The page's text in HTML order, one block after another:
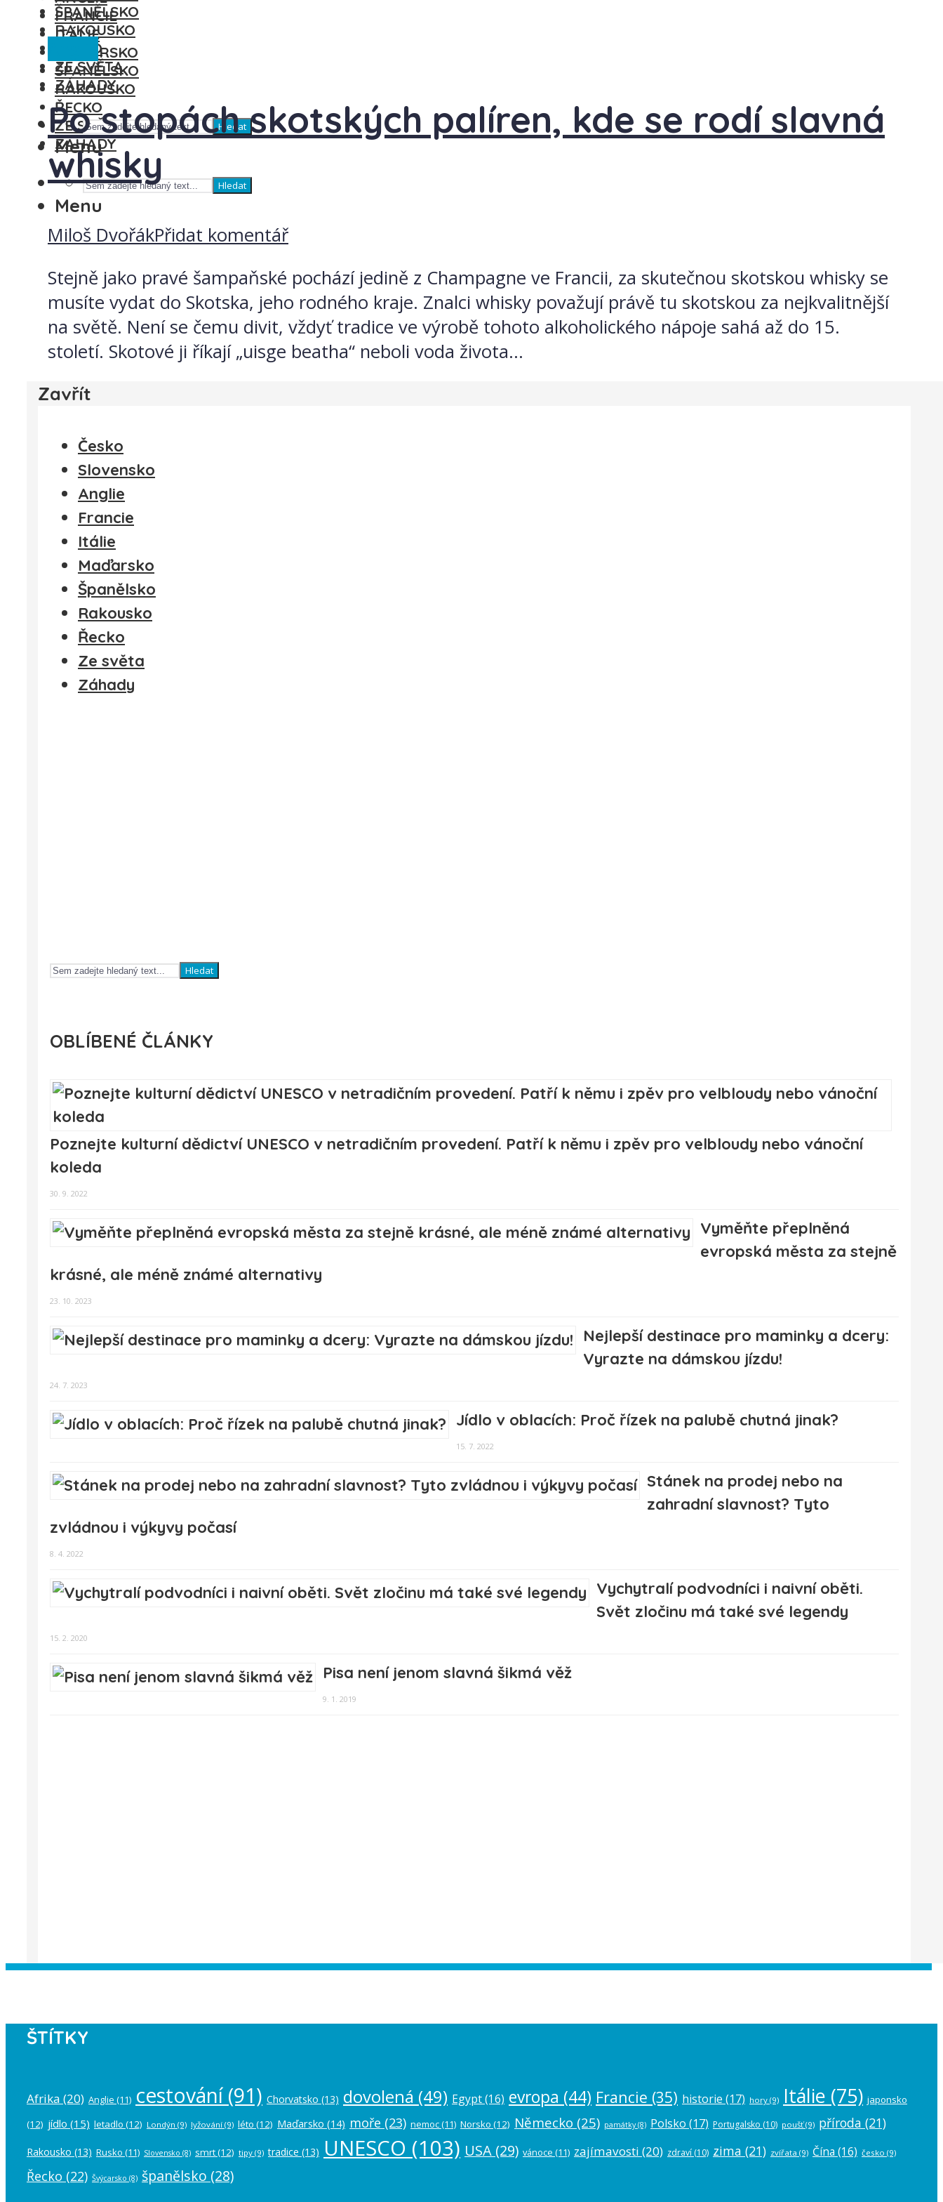
FRANCIE
ITÁLIE
MAĎARSKO
ŠPANĚLSKO
RAKOUSKO
ŘECKO
ZE SVĚTA
ZÁHADY
Hledat
Menu
ŠPANĚLSKO
RAKOUSKO
ŘECKO
ZE SVĚTA
ZÁHADY
Hledat
Menu
Po stopách skotských palíren, kde se rodí slavná
whisky
Miloš DvořákPřidat komentář
Stejně jako pravé šampaňské pochází jedině z Champagne ve Francii, za skutečnou skotskou whisky se
musíte vydat do Skotska, jeho rodného kraje. Znalci whisky považují právě tu skotskou za nejkvalitnější
na světě. Není se čemu divit, vždyť tradice ve výrobě tohoto alkoholického nápoje sahá až do 15.
století. Skotové ji říkají „uisge beatha“ neboli voda života...
Zavřít
Česko
Slovensko
Anglie
Francie
Itálie
Maďarsko
Španělsko
Rakousko
Řecko
Ze světa
Záhady
Hledat
OBLÍBENÉ ČLÁNKY
Poznejte kulturní dědictví UNESCO v netradičním provedení. Patří k němu i zpěv pro velbloudy nebo vánoční
koleda
30. 9. 2022
Vyměňte přeplněná
evropská města za stejně
krásné, ale méně známé alternativy
23. 10. 2023
Nejlepší destinace pro maminky a dcery:
Vyrazte na dámskou jízdu!
24. 7. 2023
Jídlo v oblacích: Proč řízek na palubě chutná jinak?
15. 7. 2022
Stánek na prodej nebo na
zahradní slavnost? Tyto
zvládnou i výkyvy počasí
8. 4. 2022
Vychytralí podvodníci i naivní oběti.
Svět zločinu má také své legendy
15. 2. 2020
Pisa není jenom slavná šikmá věž
9. 1. 2019
ŠTÍTKY
Afrika (20) Anglie (11) cestování(91) Chorvatsko (13) dovolená (49) Egypt(16) evropa (44) Francie (35) historie (17) hory (9) Itálie (75) japonsko
(12) jídlo (15) letadlo (12) Londýn (9) lyžování (9) léto (12) Maďarsko (14) moře (23) nemoc(11) Norsko (12) Německo (25) památky(8) Polsko (17) Portugalsko (10) poušť(9) příroda (21)
Rakousko (13) Rusko (11) Slovensko (8) smrt(12) tipy (9) tradice (13) UNESCO (103) USA (29) vánoce (11) zajímavosti (20) zdraví (10) zima (21) zvířata (9) Čína (16) česko (9)
Řecko (22) Švýcarsko (8) španělsko (28)